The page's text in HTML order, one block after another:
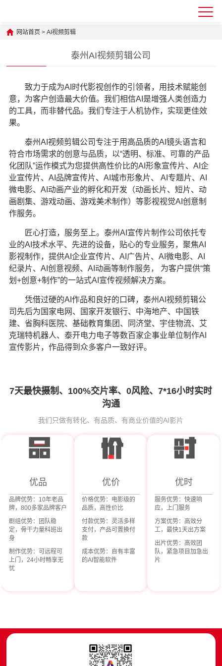
网站首页 >AI视频剪辑
泰州AI视频剪辑公司
致力于成为AI时代影视创作的引领者，用技术赋能创
意，为客户创造最大价值。我们相信AI是增强人类创造力
的工具，而非替代品。我们专注于人机协作，实现更佳效
果。
泰州AI视频剪辑公司 专注于用高品质的AI镜头语言和
符合市场需求的创意与品质，以“透明、标准、可靠的产品
化团队”运作模式为您提供高性价比的AI形象宣传片、AI企
业宣传片、AI品牌宣传片、AI城市形象片、 AI专题片、AI
微电影、AI动画产业的孵化和开发（动画长片、短片、动
画剧集、游戏动画、游戏美术制作）等影视视觉AI创意制
作服务。
匠心打造，服务至上。泰州AI宣传片制作公司依托专
业的AI技术水平、先进的设备，贴心的专业服务，聚焦AI
影视制作，提供AI企业宣传片、AI广告片、AI微电影、AI
纪录片、AI创意视频、AI动画等制作服务， 为客户提供“策
划+创意+制作”的一站式AI宣传视频解决方案。
凭借过硬的AI作品和良好的口碑，泰州AI视频剪辑公
司 先后为国家电网、国家开发银行、中海地产、中国铁
建、省胸科医院、基础教育集团、同济堂、宇佳物流、艾
克瑞特机器人、泰开电力电子等数百家企事业单位制作AI
宣传影片，作品得到众多客户一致好评。
7天最快摄制、100%交片率、0风险、7*16小时实时
沟通
我们只做有转化、有品质、有商业价值的AI影片
优品
品牌优势：10年老品
牌，800多家品牌客户
剧组优势：团队稳
定，骨干力量科班出
身
制作优势：可远程可
上门，24小时畅享无
忧
优价
价格优势：电影级的
品质，高性价比
付款优势：灵活多样
支付，产品可置换付
款
成本优势：自有丰富
的AI智能软件
优时
服务优势：快速响
应，上门服务
方案优势：高效分
工，最快1天出方案
出片优势：高效团
队，紧急项目加急出
片